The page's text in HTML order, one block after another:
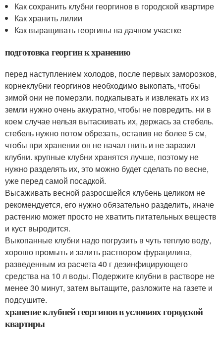
Как сохранить клубни георгинов в городской квартире
Как хранить лилии
Как выращивать георгины на дачном участке
подготовка георгин к хранению
перед наступлением холодов, после первых заморозков,
корнеклубни георгинов необходимо выкопать, чтобы
зимой они не померзли. подкапывать и извлекать их из
земли нужно очень аккуратно, чтобы не повредить. ни в
коем случае нельзя вытаскивать их, держась за стебель.
стебель нужно потом обрезать, оставив не более 5 см,
чтобы при хранении он не начал гнить и не заразил
клубни. крупные клубни хранятся лучше, поэтому не
нужно разделять их, это можно будет сделать по весне,
уже перед самой посадкой.
Высаживать весной разросшейся клубень целиком не
рекомендуется, его нужно обязательно разделить, иначе
растению может просто не хватить питательных веществ
и куст выродится.
Выкопанные клубни надо погрузить в чуть теплую воду,
хорошо промыть и залить раствором фурацилина,
разведенным из расчета 40 г дезинфицирующего
средства на 10 л воды. Подержите клубни в растворе не
менее 30 минут, затем вытащите, разложите на газете и
подсушите.
хранение клубней георгинов в условиях городской
квартиры